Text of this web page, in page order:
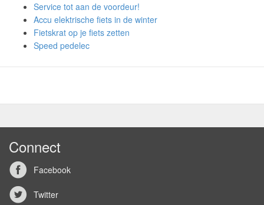
Service tot aan de voordeur!
Accu elektrische fiets in de winter
Fietskrat op je fiets zetten
Speed pedelec
Connect
Facebook
Twitter